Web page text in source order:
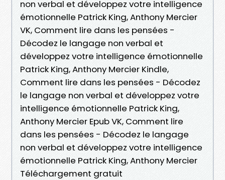
non verbal et développez votre intelligence
émotionnelle Patrick King, Anthony Mercier
VK, Comment lire dans les pensées -
Décodez le langage non verbal et
développez votre intelligence émotionnelle
Patrick King, Anthony Mercier Kindle,
Comment lire dans les pensées - Décodez
le langage non verbal et développez votre
intelligence émotionnelle Patrick King,
Anthony Mercier Epub VK, Comment lire
dans les pensées - Décodez le langage
non verbal et développez votre intelligence
émotionnelle Patrick King, Anthony Mercier
Téléchargement gratuit